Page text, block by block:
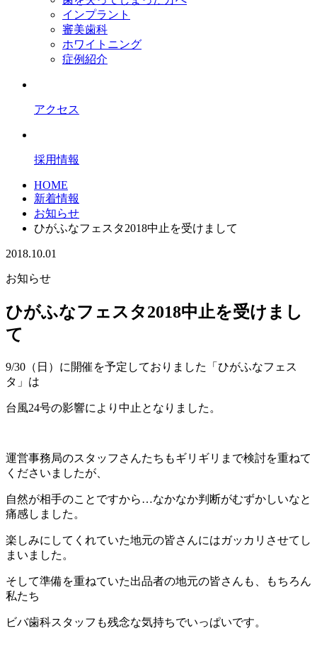
インプラント
審美歯科
ホワイトニング
症例紹介
アクセス
採用情報
HOME
新着情報
お知らせ
ひがふなフェスタ2018中止を受けまして
2018.10.01
お知らせ
ひがふなフェスタ2018中止を受けまし
て
9/30（日）に開催を予定しておりました「ひがふなフェス
タ」は
台風24号の影響により中止となりました。
運営事務局のスタッフさんたちもギリギリまで検討を重ねて
くださいましたが、
自然が相手のことですから…なかなか判断がむずかしいなと
痛感しました。
楽しみにしてくれていた地元の皆さんにはガッカリさせてし
まいました。
そして準備を重ねていた出品者の地元の皆さんも、もちろん
私たち
ビバ歯科スタッフも残念な気持ちでいっぱいです。